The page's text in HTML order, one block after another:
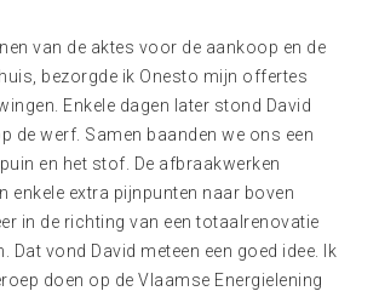
van de aktes voor de aankoop en de
bezorgde ik Onesto mijn offertes
Enkele dagen later stond David
de werf. Samen baanden we ons een
en het stof. De afbraakwerken
enkele extra pijnpunten naar boven
in de richting van een totaalrenovatie
Dat vond David meteen een goed idee. Ik
doen op de Vlaamse Energielening